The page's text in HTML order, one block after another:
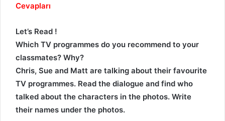
Cevapları
Let’s Read !
Which TV programmes do you recommend to your
classmates? Why?
Chris, Sue and Matt are talking about their favourite
TV programmes. Read the dialogue and find who
talked about the characters in the photos. Write
their names under the photos.